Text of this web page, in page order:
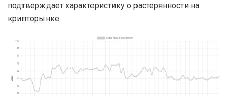
подтверждает характеристику о растерянности на
крипторынке.